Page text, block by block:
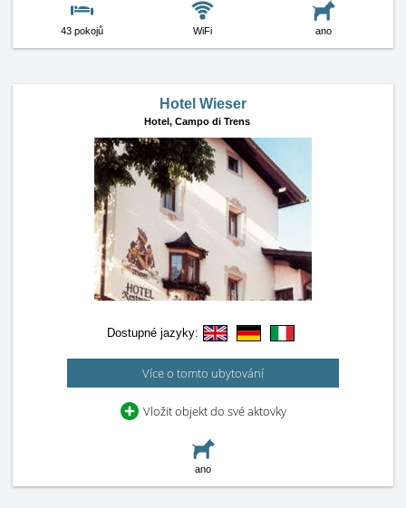
43 pokojů WiFi ano
Hotel Wieser
Hotel, Campo di Trens
Dostupné jazyky:
Více o tomto ubytování
Vložit objekt do své aktovky
ano